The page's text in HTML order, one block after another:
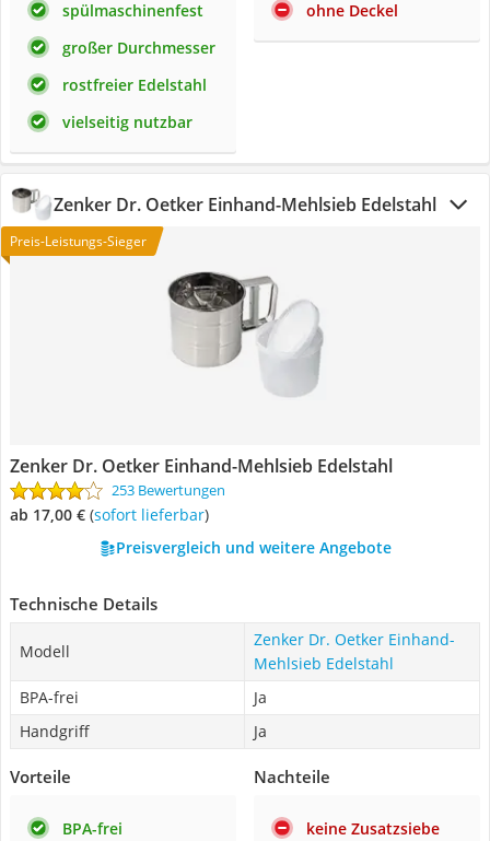
spülmaschinenfest
großer Durchmesser
rostfreier Edelstahl
vielseitig nutzbar
ohne Deckel
Zenker Dr. Oetker Einhand-Mehlsieb Edelstahl
Preis-Leistungs-Sieger
Zenker Dr. Oetker Einhand-Mehlsieb Edelstahl
253 Bewertungen
ab 17,00 € ( Sofort lieferbar)
Preisvergleich und weitere Angebote
Technische Details
Modell
Zenker Dr. Oetker Einhand-
Mehlsieb Edelstahl
BPA-frei
Ja
Handgriff
Ja
Vorteile
BPA-frei
Nachteile
keine Zusatzsiebe